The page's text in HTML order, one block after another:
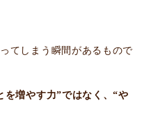
てしまう瞬間があるもので
を増やす力”ではなく、“や